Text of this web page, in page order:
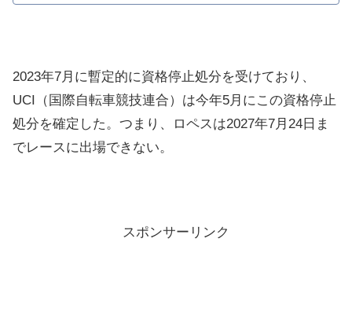
2023年7月に暫定的に資格停止処分を受けており、
UCI（国際自転車競技連合）は今年5月にこの資格停止
処分を確定した。つまり、ロペスは2027年7月24日ま
でレースに出場できない。
スポンサーリンク